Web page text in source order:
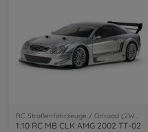
RC Straßenfahrzeuge / Onroad (2WD/4WD)
1:10 RC MB CLK AMG 2002 TT-02